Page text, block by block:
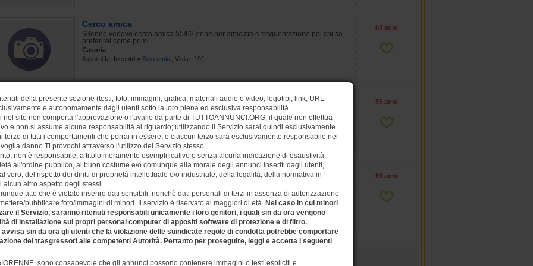
Cerco amica
63enne vedovo cerca amica 55/63 enne per amicizia e frequentazione poi chi sa
preferirei come primi ...
Casoria
8 giorni fa, Incontri » Solo amici , Visite: 191
63 anni
In cerca di una bella donna
Salve scopo di questo messaggio è la ricerca di una donna di bella presenza che
come me è in cerca d...
Casoria
28 giorni fa, Incontri »
Uomo cerca donna , Visite: 632
55 anni
Sega
Cerco bisex più passivo dai 50 ai 65 anni per strofinare cazzo e cazzo e
masturbarci a vicenda davan...
Casoria
50 giorni fa, Incontri »Uomo cerca uomo, Visite: 476
65 anni
della presente sezione (testi, foto, immagini, grafica, materiali audio e video, logotipi, link, URL
e autonomamente dagli utenti sotto la loro piena ed esclusiva responsabilità.
nel sito non comporta l'approvazione o l'avallo da parte di TUTTOANNUNCI.ORG, il quale non effettua
e non si assume alcuna responsabilità al riguardo; utilizzando il Servizio sarai quindi esclusivamente
terzo di tutti i comportamenti che porrai in essere; e ciascun terzo sarà esclusivamente responsabile nei
danno Ti provochi attraverso l'utilizzo del Servizio stesso.
non è responsabile, a titolo meramente esemplificativo e senza alcuna indicazione di esaustività,
all'ordine pubblico, al buon costume e/o comunque alla morale degli annunci inseriti dagli utenti,
vero, del rispetto dei diritti di proprietà intellettuale e/o industriale, della legalità, della normativa in
altro aspetto degli stessi.
atto che è vietato inserire dati sensibili, nonchè dati personali di terzi in assenza di autorizzazione
pubblicare foto/immagini di minori. Il servizio è riservato ai maggiori di età. Nel caso in cui minori
il Servizio, saranno ritenuti responsabili unicamente i loro genitori, i quali sin da ora vengono
di installazione sui propri personal computer di appositi software di protezione e di filtro.
avvisa sin da ora gli utenti che la violazione delle suindicate regole di condotta potrebbe comportare
dei trasgressori alle competenti Autorità. Pertanto per proseguire, leggi e accetta i seguenti
sono consapevole che gli annunci possono contenere immagini o testi espliciti e